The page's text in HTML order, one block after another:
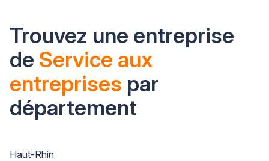
Trouvez une entreprise
de Service aux
entreprises par
département
Haut-Rhin